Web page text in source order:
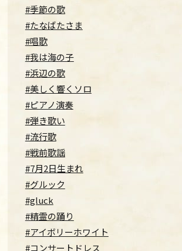
#季節の歌
#たなばたさま
#唱歌
#我は海の子
#浜辺の歌
#美しく響くソロ
#ピアノ演奏
#弾き歌い
#流行歌
#戦前歌謡
#7月2日生まれ
#グルック
#gluck
#精霊の踊り
#アイボリーホワイト
#コンサートドレス